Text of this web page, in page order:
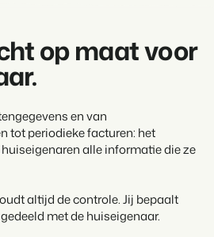
op maat voor
en van
tot periodieke facturen: het
alle informatie die ze
altijd de controle. Jij bepaalt
met de huiseigenaar.